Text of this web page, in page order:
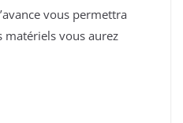
vous permettra
matériels vous aurez